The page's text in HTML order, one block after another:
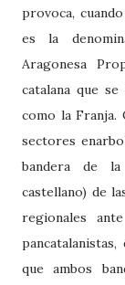
provoca,
es la
Aragonesa
catalana que
como la Franja.
sectores
bandera de la
castellano) de
regionales
que ambos